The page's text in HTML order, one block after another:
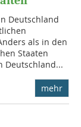
Deutschland
als in den
Staaten
Deutschland...
mehr